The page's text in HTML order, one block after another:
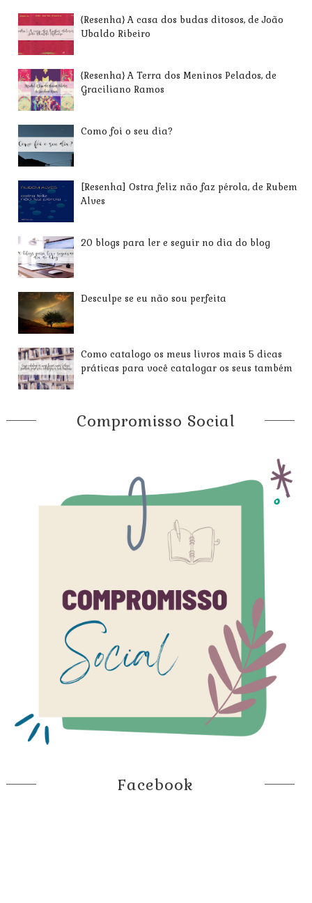
{Resenha} A casa dos budas ditosos, de João
Ubaldo Ribeiro
{Resenha} A Terra dos Meninos Pelados, de
Graciliano Ramos
Como foi o seu dia?
[Resenha] Ostra feliz não faz pérola, de Rubem
Alves
20 blogs para ler e seguir no dia do blog
Desculpe se eu não sou perfeita
Como catalogo os meus livros mais 5 dicas
práticas para você catalogar os seus também
Compromisso Social
Facebook